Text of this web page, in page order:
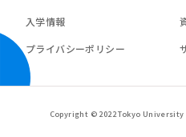
入学情報
プライバシーポリシー
Copyright © 2022 Tokyo